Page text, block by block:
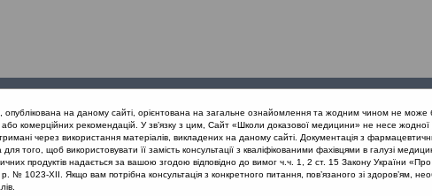
заходи
проекту
опублікована на даному сайті, орієнтована на загальне ознайомлення та жодним чином не може
або комерційних рекомендацій. У зв’язку з цим, Сайт «Школи доказової медицини» не несе жодної
через використання матеріалів, викладених на даному сайті. Документація з
того, щоб використовувати її замість консультації з кваліфікованими фахівцями в галузі
продуктів надається за вашою згодою відповідно до вимог ч.ч. 1, 2 ст. 15 Закону України «Про
№ 1023-XII. Якщо вам потрібна консультація з конкретного питання, пов’язаного зі здоров’ям,